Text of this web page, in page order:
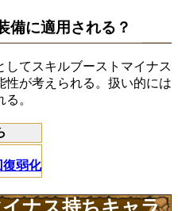
備に適用される？
てスキルブーストマイナス
性が考えられる。扱い的には
。
復弱化